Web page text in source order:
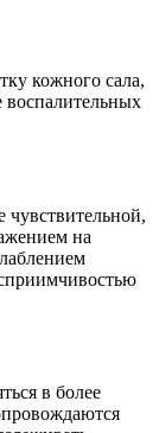
кожного сала,
воспалительных
чувствительной,
на
в более